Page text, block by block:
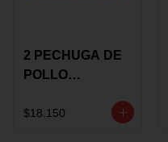
2 PECHUGA DE
POLLO
MARINADA X
$18.150